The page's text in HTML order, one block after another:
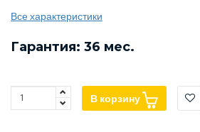
Все характеристики
Гарантия: 36 мес.
В корзину